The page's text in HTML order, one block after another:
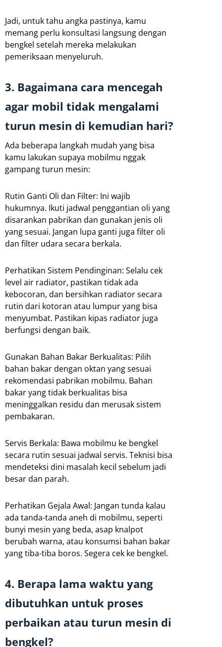
Jadi, untuk tahu angka pastinya, kamu
memang perlu konsultasi langsung dengan
bengkel setelah mereka melakukan
pemeriksaan menyeluruh.
3. Bagaimana cara mencegah
agar mobil tidak mengalami
turun mesin di kemudian hari?
Ada beberapa langkah mudah yang bisa
kamu lakukan supaya mobilmu nggak
gampang turun mesin:
Rutin Ganti Oli dan Filter: Ini wajib
hukumnya. Ikuti jadwal penggantian oli yang
disarankan pabrikan dan gunakan jenis oli
yang sesuai. Jangan lupa ganti juga filter oli
dan filter udara secara berkala.
Perhatikan Sistem Pendinginan: Selalu cek
level air radiator, pastikan tidak ada
kebocoran, dan bersihkan radiator secara
rutin dari kotoran atau lumpur yang bisa
menyumbat. Pastikan kipas radiator juga
berfungsi dengan baik.
Gunakan Bahan Bakar Berkualitas: Pilih
bahan bakar dengan oktan yang sesuai
rekomendasi pabrikan mobilmu. Bahan
bakar yang tidak berkualitas bisa
meninggalkan residu dan merusak sistem
pembakaran.
Servis Berkala: Bawa mobilmu ke bengkel
secara rutin sesuai jadwal servis. Teknisi bisa
mendeteksi dini masalah kecil sebelum jadi
besar dan parah.
Perhatikan Gejala Awal: Jangan tunda kalau
ada tanda-tanda aneh di mobilmu, seperti
bunyi mesin yang beda, asap knalpot
berubah warna, atau konsumsi bahan bakar
yang tiba-tiba boros. Segera cek ke bengkel.
4. Berapa lama waktu yang
dibutuhkan untuk proses
perbaikan atau turun mesin di
bengkel?